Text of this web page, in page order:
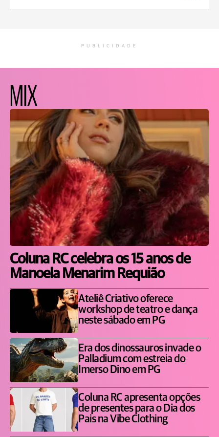
PUBLICIDADE
MIX
Coluna RC celebra os 15 anos de
Manoela Menarim Requião
Ateliê Criativo oferece
workshop de teatro e dança
neste sábado em PG
Era dos dinossauros invade o
Palladium com estreia do
Imerso Dino em PG
Coluna RC apresenta opções
de presentes para o Dia dos
Pais na Vibe Clothing